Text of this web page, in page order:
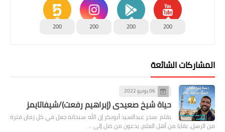
200
200
200
200
المشاركات الشائعة
06 يونيو 2022
حياة شيخ صعيدى (إبراهيم رفعت)/شيفاتايمز
بقلم :سحر عبدالسيد أبوبكر إن الله سبحانه جعل في كل زمان فترة
من الرسل، بقايا من أهل العلم، يدعون من ضل إلى …